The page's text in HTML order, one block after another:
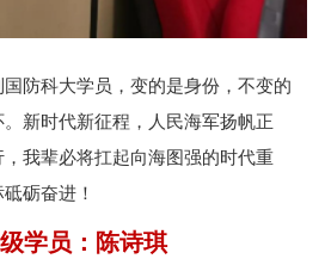
防科大学员，变的是身份，不变的
新时代新征程，人民海军扬帆正
我辈必将扛起向海图强的时代重
砺奋进！
学员： 陈诗琪